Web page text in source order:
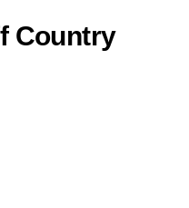
Country